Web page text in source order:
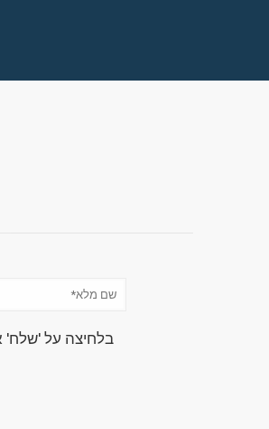
בלחיצה על 'שלח'